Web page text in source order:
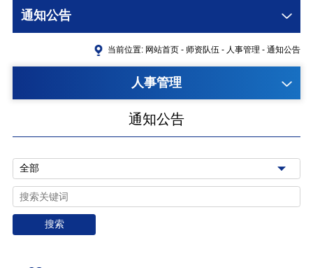
通知公告
当前位置: 网站首页 - 师资队伍 - 人事管理 -通知公告
人事管理
通知公告
搜索